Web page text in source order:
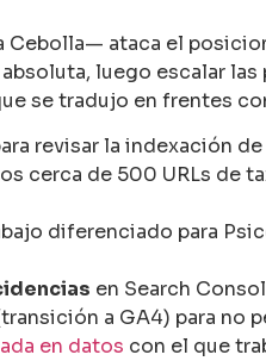
ataca el
luego escalar
se tradujo en frentes
revisar la indexación
cerca de 500 URLs de
diferenciado para
en Search
a GA4) para no
en datos con el que